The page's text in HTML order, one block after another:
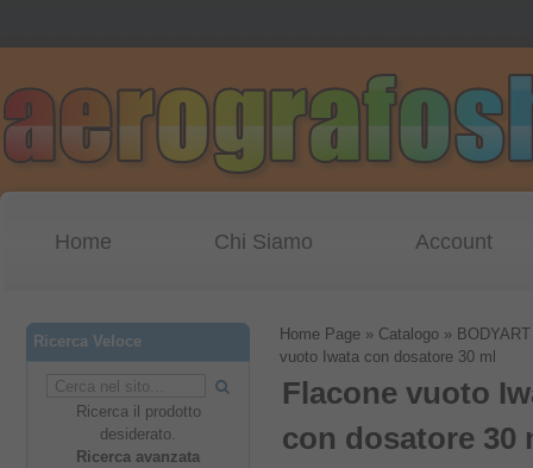
Home Chi Siamo Account
Ricerca Veloce
Ricerca il prodotto
desiderato.
Ricerca avanzata
Home Page» Catalogo»
vuoto Iwata con dosatore 30 ml
Flacone vuoto
con dosatore 30